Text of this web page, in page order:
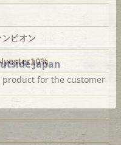
ピオン